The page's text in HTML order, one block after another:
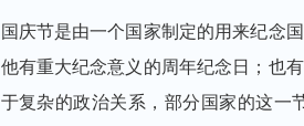
国庆节是由一个国家制定的用来纪念
他有重大纪念意义的周年纪念日；也
于复杂的政治关系，部分国家的这一